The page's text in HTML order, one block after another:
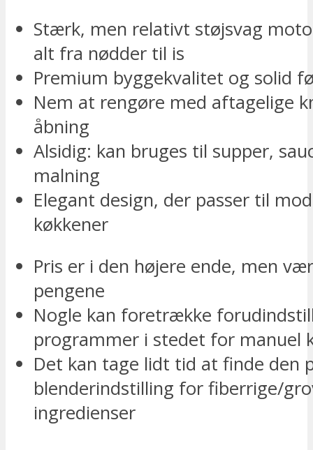
Stærk, men relativt støjsvag
alt fra nødder til is
Premium byggekvalitet og solid
Nem at rengøre med aftagelige
åbning
Alsidig: kan bruges til supper,
malning
Elegant design, der passer til
køkkener
Pris er i den højere ende, men
pengene
Nogle kan foretrække
programmer i stedet for manuel
Det kan tage lidt tid at finde den
blenderindstilling for fiberrige/
ingredienser